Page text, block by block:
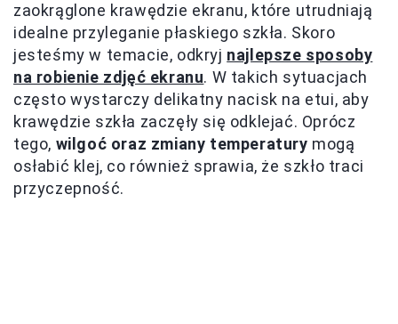
zaokrąglone krawędzie ekranu, które utrudniają
idealne przyleganie płaskiego szkła. Skoro
jesteśmy w temacie, odkryj najlepsze sposoby
na robienie zdjęć ekranu. W takich sytuacjach
często wystarczy delikatny nacisk na etui, aby
krawędzie szkła zaczęły się odklejać. Oprócz
tego, wilgoć oraz zmiany temperatury mogą
osłabić klej, co również sprawia, że szkło traci
przyczepność.